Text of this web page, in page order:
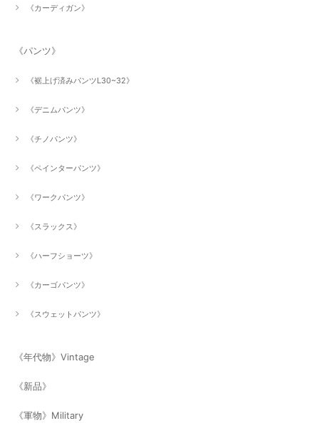
《カーディガン》
《パンツ》
《裾上げ済みパンツL30~32》
《デニムパンツ》
《チノパンツ》
《ペインターパンツ》
《ワークパンツ》
《スラックス》
《ハーフショーツ》
《カーゴパンツ》
《スウェットパンツ》
《年代物》Vintage
《新品》
《軍物》Military